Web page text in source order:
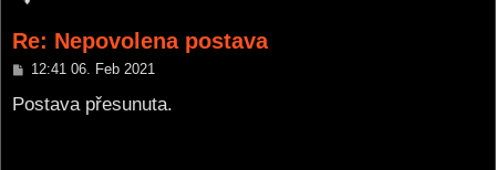
Re: Nepovolena postava
P
s
12:41 06. Feb 2021
Postava přesunuta.